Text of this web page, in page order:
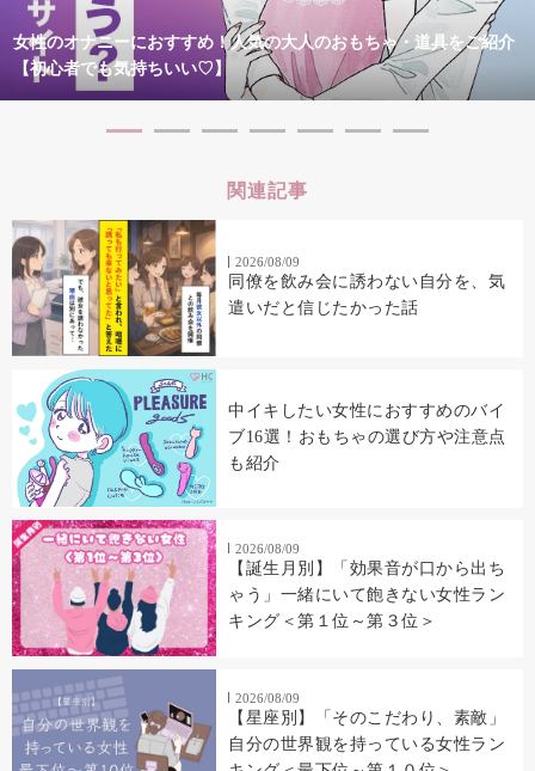
女性のオナニーにおすすめ！人気の大人のおもちゃ・道具をご紹介
【初心者でも気持ちいい♡】
関連記事
2026/08/09
同僚を飲み会に誘わない自分を、気
遣いだと信じたかった話
中イキしたい女性におすすめのバイ
ブ16選！おもちゃの選び方や注意点
も紹介
2026/08/09
【誕生月別】「効果音が口から出ち
ゃう」一緒にいて飽きない女性ラン
キング＜第１位～第３位＞
2026/08/09
【星座別】「そのこだわり、素敵」
自分の世界観を持っている女性ラン